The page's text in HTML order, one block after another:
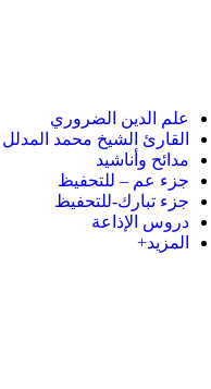
علم الدين الضروري
القارئ الشيخ محمد المدلل
مدائح وأناشيد
جزء عم – للتحفيظ
جزء تبارك-للتحفيظ
دروس الإذاعة
المزيد+